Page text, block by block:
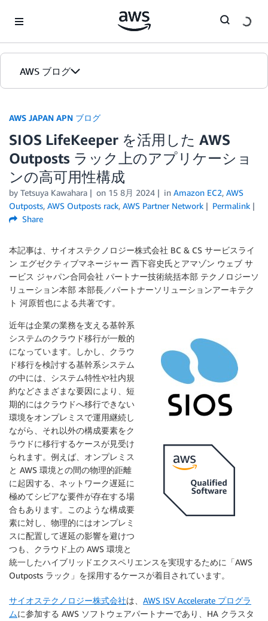
AWS ブログ
カテゴリ
エディション
AWS JAPAN APN ブログ
SIOS LifeKeeper を活用した AWS
Outposts ラック上のアプリケーショ
ンの高可用性構成
by Tetsuya Kawahara on 15 8月 2024 in Amazon EC2, AWS
Outposts, AWS Outposts rack, AWS Partner Network
Permalink
Share
本記事は、サイオステクノロジー株式会社 BC & CS サービスライ
ン エグゼクティブマネージャー 西下容史氏とアマゾン ウェブ サ
ービス ジャパン合同会社 パートナー技術統括本部 テクノロジーソ
リューション本部 本部長／パートナーソリューションアーキテク
ト 河原哲也による共著です。
近年は企業の業務を支える基幹系
システムのクラウド移行が一般的
になっています。しかし、クラウ
ド移行を検討する基幹系システム
の中には、システム特性や社内規
約などさまざまな要因により、短
期的にはクラウドへ移行できない
環境をオンプレミスで運用継続し
ながら、それ以外の構成要素をク
ラウドに移行するケースが見受け
られます。例えば、オンプレミス
と AWS 環境との間の物理的距離
に起因する、ネットワーク遅延に
極めてシビアな要件が存在する場
合もあります。このような構成要
素に対し、物理的にはオンプレミ
スに配置して遅延の影響を避けつ
つも、クラウド上の AWS 環境と
統一したハイブリッドエクスペリエンスを実現するために「AWS
Outposts ラック」を採用するケースが着目されています。
サイオステクノロジー株式会社は、 AWS ISV Accelerate プログラ
ムに参加する AWS ソフトウェアパートナーであり、HA クラスタ